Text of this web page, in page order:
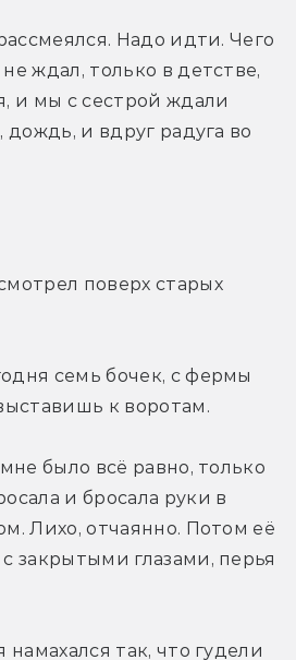
Надо идти. Чего
ждал, только в детстве,
и мы с сестрой ждали
дождь, и вдруг радуга во
поверх старых
семь бочек, с фермы
к воротам.
было всё равно, только
и бросала руки в
Лихо, отчаянно. Потом её
закрытыми глазами, перья
намахался так, что гудели